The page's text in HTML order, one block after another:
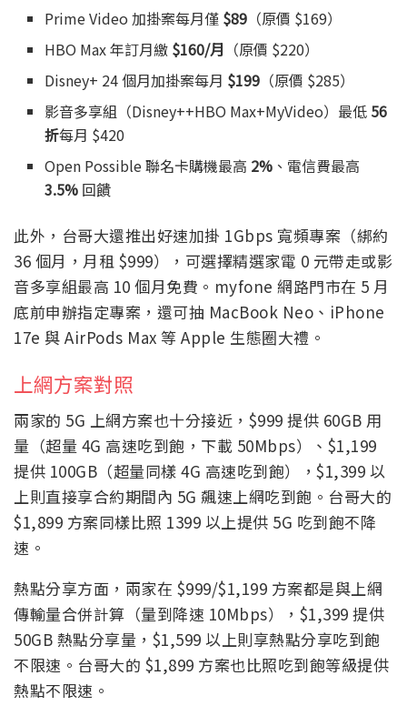
Prime Video 加掛案每月僅 $89 （原價 $169）
HBO Max 年訂月繳 $160/月 （原價 $220）
Disney+ 24 個月加掛案每月 $199 （原價 $285）
影音多享組（Disney++HBO Max+MyVideo）最低 56
折每月 $420
Open Possible 聯名卡購機最高 2% 、電信費最高
3.5% 回饋
此外，台哥大還推出好速加掛 1Gbps 寬頻專案（綁約
36 個月，月租 $999），可選擇精選家電 0 元帶走或影
音多享組最高 10 個月免費。myfone 網路門市在 5 月
底前申辦指定專案，還可抽 MacBook Neo、iPhone
17e 與 AirPods Max 等 Apple 生態圈大禮。
上網方案對照
兩家的 5G 上網方案也十分接近，$999 提供 60GB 用
量（超量 4G 高速吃到飽，下載 50Mbps）、$1,199
提供 100GB（超量同樣 4G 高速吃到飽），$1,399 以
上則直接享合約期間內 5G 飆速上網吃到飽。台哥大的
$1,899 方案同樣比照 1399 以上提供 5G 吃到飽不降
速。
熱點分享方面，兩家在 $999/$1,199 方案都是與上網
傳輸量合併計算（量到降速 10Mbps），$1,399 提供
50GB 熱點分享量，$1,599 以上則享熱點分享吃到飽
不限速。台哥大的 $1,899 方案也比照吃到飽等級提供
熱點不限速。